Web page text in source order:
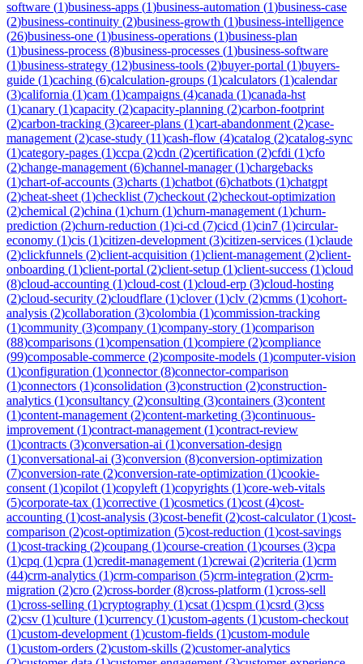
software (1)business-apps (1)business-automation (1)business-case
(2)business-continuity (2)business-growth (1)business-intelligence
(26)business-one (1)business-operations (1)business-plan
(1)business-process (8)business-processes (1)business-software
(1)business-strategy (12)business-tools (2)buyer-portal (1)buyers-
guide (1)caching (6)calculation-groups (1)calculators (1)calendar
(3)california (1)cam (1)campaigns (4)canada (1)canada-hst
(1)canary (1)capacity (2)capacity-planning (2)carbon-footprint
(2)carbon-tracking (3)career-plans (1)cart-abandonment (2)case-
management (2)case-study (11)cash-flow (4)catalog (2)catalog-sync
(1)category-pages (1)ccpa (2)cdn (2)certification (2)cfdi (1)cfo
(2)change-management (6)channel-manager(1)chargebacks
(1)chart-of-accounts (3)charts (1)chatbot (6)chatbots (1)chatgpt
(2)cheat-sheet (1)checklist (7)checkout (2)checkout-optimization
(2)chemical (2)china (1)churn (1)churn-management (1)churn-
prediction (2)churn-reduction (1)ci-cd (7)cicd (1)cin7 (1)circular-
economy (1)cis (1)citizen-development (3)citizen-services (1)claude
(2)clickfunnels (2)client-acquisition (1)client-management (2)client-
onboarding (1)client-portal (2)client-setup (1)client-success (1)cloud
(8)cloud-accounting (1)cloud-cost (1)cloud-erp (3)cloud-hosting
(2)cloud-security (2)cloudflare (1)clover(1)clv (2)cmms (1)cohort-
analysis (2)collaboration (3)colombia (1)commission-tracking
(1)community (3)company (1)company-story (1)comparison
(88)comparisons (1)compensation (1)compiere (2)compliance
(99)composable-commerce (2)composite-models (1)computer-vision
(1)configuration (1)connector(8)connector-comparison
(1)connectors (1)consolidation (3)construction (2)construction-
analytics (1)consultancy (2)consulting (3)containers (3)content
(1)content-management (2)content-marketing (3)continuous-
improvement (1)contract-management (1)contract-review
(1)contracts (3)conversation-ai (1)conversation-design
(1)conversational-ai (3)conversion (8)conversion-optimization
(7)conversion-rate (2)conversion-rate-optimization (1)cookie-
consent (1)copilot (1)copyleft (1)copyrights (1)core-web-vitals
(5)corporate-tax (1)corrective (1)cosmetics (1)cost (4)cost-
accounting (1)cost-analysis (3)cost-benefit (2)cost-calculator(1)cost-
comparison (2)cost-optimization (5)cost-reduction (1)cost-savings
(1)cost-tracking (2)coupang (1)course-creation (1)courses (3)cpa
(1)cpq (1)cpra (1)credit-management (1)crewai (2)criteria (1)crm
(44)crm-analytics (1)crm-comparison (5)crm-integration (2)crm-
migration (2)cro (2)cross-border(8)cross-platform (1)cross-sell
(1)cross-selling (1)cryptography (1)csat (1)cspm (1)csrd (3)css
(2)csv (1)culture (1)currency (1)custom-agents (1)custom-checkout
(1)custom-development (1)custom-fields (1)custom-module
(1)custom-orders (2)custom-skills (2)customer-analytics